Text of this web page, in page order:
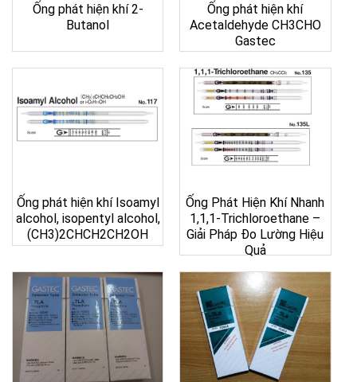
Ống phát hiện khí 2-
Butanol
Ống phát hiện khí
Acetaldehyde CH3CHO
Gastec
Ống phát hiện khí Isoamyl
alcohol, isopentyl alcohol,
(CH3)2CHCH2CH2OH
Ống Phát Hiện Khí Nhanh
1,1,1-Trichloroethane –
Giải Pháp Đo Lường Hiệu
Quả